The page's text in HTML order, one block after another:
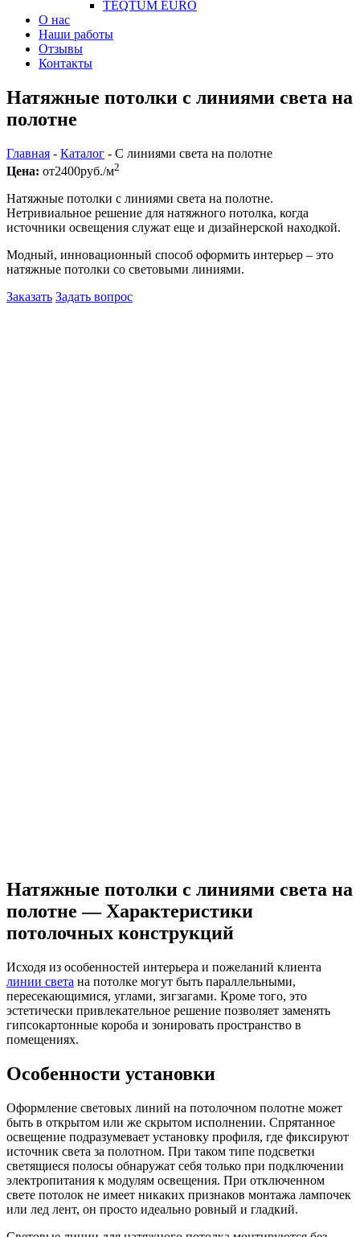
TEQTUM EURO
О нас
Наши работы
Отзывы
Контакты
Натяжные потолки с линиями света на
полотне
Главная - Каталог - С линиями света на полотне
Цена: от2400руб./м2
Натяжные потолки с линиями света на полотне.
Нетривиальное решение для натяжного потолка, когда
источники освещения служат еще и дизайнерской находкой.
Модный, инновационный способ оформить интерьер – это
натяжные потолки со световыми линиями.
Заказать Задать вопрос
Натяжные потолки с линиями света на
полотне — Характеристики
потолочных конструкций
Исходя из особенностей интерьера и пожеланий клиента
линии света на потолке могут быть параллельными,
пересекающимися, углами, зигзагами. Кроме того, это
эстетически привлекательное решение позволяет заменять
гипсокартонные короба и зонировать пространство в
помещениях.
Особенности установки
Оформление световых линий на потолочном полотне может
быть в открытом или же скрытом исполнении. Спрятанное
освещение подразумевает установку профиля, где фиксируют
источник света за полотном. При таком типе подсветки
светящиеся полосы обнаружат себя только при подключении
электропитания к модулям освещения. При отключенном
свете потолок не имеет никаких признаков монтажа лампочек
или лед лент, он просто идеально ровный и гладкий.